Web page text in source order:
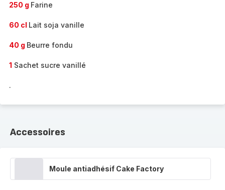
250 g Farine
60 cl Lait soja vanille
40 g Beurre fondu
1 Sachet sucre vanillé
.
Accessoires
Moule antiadhésif Cake Factory